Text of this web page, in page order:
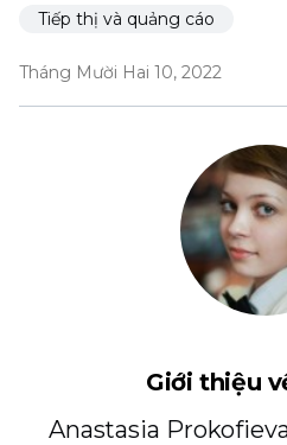
Tiếp thị và quảng cáo
Tháng Mười Hai 10, 2022
Giới thiệu
Anastasia